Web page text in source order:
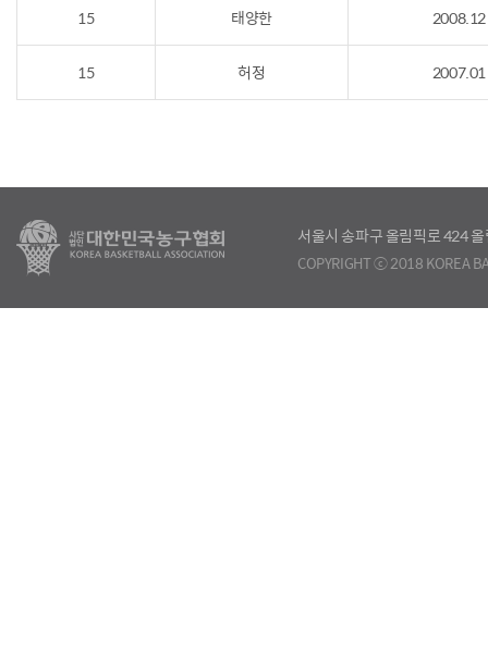
15 태양한 2008.12
15 허정 2007.01
서울시 송파구 올림픽로 424
COPYRIGHT ⓒ 2018 KOREA